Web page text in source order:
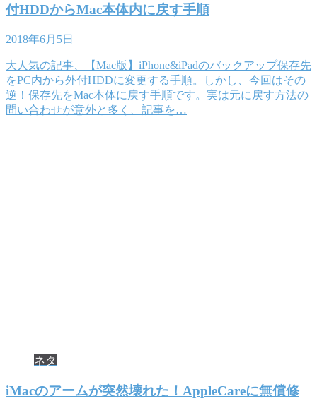
付HDDからMac本体内に戻す手順
2018年6月5日
大人気の記事、【Mac版】iPhone&iPadのバックアップ保存先
をPC内から外付HDDに変更する手順。しかし、今回はその
逆！保存先をMac本体に戻す手順です。実は元に戻す方法の
問い合わせが意外と多く、記事を…
ネタ
iMacのアームが突然壊れた！AppleCareに無償修